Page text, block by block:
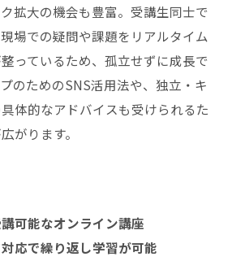
拡大の機会も豊富。受講生同士で
場での疑問や課題をリアルタイム
っているため、孤立せずに成長で
のためのSNS活用法や、独立・キ
体的なアドバイスも受けられるた
がります。
可能なオンライン講座
応で繰り返し学習が可能